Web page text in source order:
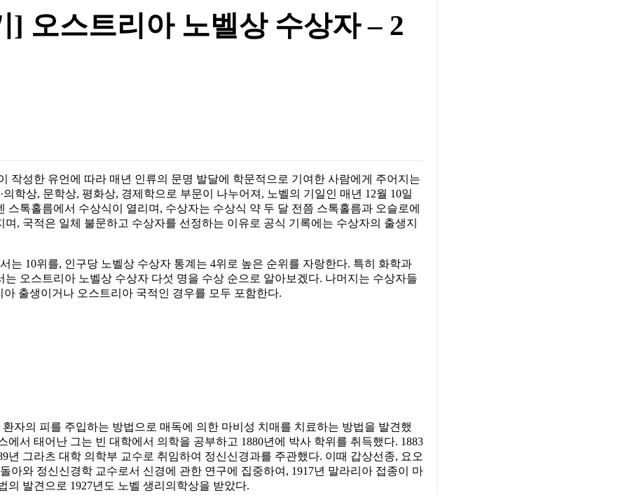
오스트리아 노벨상 수상자 – 2
작성한 유언에 따라 매년 인류의 문명 발달에 학문적으로 기여한 사람에게 주어지는
학상, 문학상, 평화상, 경제학으로 부문이 나누어져, 노벨의 기일인 매년 12월 10일
톡홀름에서 수상식이 열리며, 수상자는 수상식 약 두 달 전쯤 스톡홀름과 오슬로에
, 국적은 일체 불문하고 수상자를 선정하는 이유로 공식 기록에는 수상자의 출생지
는 10위를, 인구당 노벨상 수상자 통계는 4위로 높은 순위를 자랑한다. 특히 화학과
오스트리아 노벨상 수상자 다섯 명을 수상 순으로 알아보겠다. 나머지는 수상자들
출생이거나 오스트리아 국적인 경우를 모두 포함한다.
자의 피를 주입하는 방법으로 매독에 의한 마비성 치매를 치료하는 방법을 발견했
에서 태어난 그는 빈 대학에서 의학을 공부하고 1880년에 박사 학위를 취득했다. 1883
년 그라츠 대학 의학부 교수로 취임하여 정신신경과를 주관했다. 이때 갑상선종, 요오
아와 정신신경학 교수로서 신경에 관한 연구에 집중하여, 1917년 말라리아 접종이 마
발견으로 1927년도 노벨 생리의학상을 받았다.